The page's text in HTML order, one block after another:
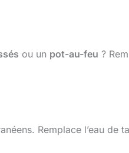
ou un pot-au-feu ?
Remplace l’eau de